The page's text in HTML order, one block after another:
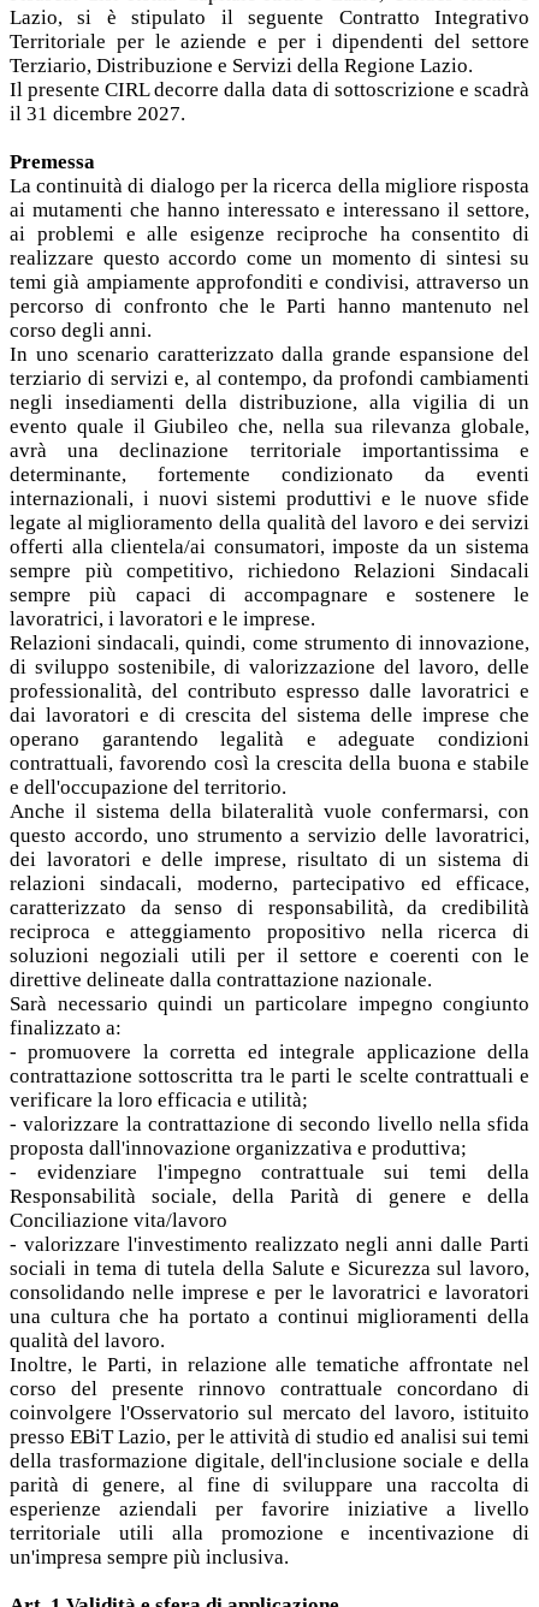
Lazio, si è stipulato il seguente Contratto Integrativo
Territoriale per le aziende e per i dipendenti del settore
Terziario, Distribuzione e Servizi della Regione Lazio.
Il presente CIRL decorre dalla data di sottoscrizione e scadrà
il 31 dicembre 2027.
Premessa
La continuità di dialogo per la ricerca della migliore risposta
ai mutamenti che hanno interessato e interessano il settore,
ai problemi e alle esigenze reciproche ha consentito di
realizzare questo accordo come un momento di sintesi su
temi già ampiamente approfonditi e condivisi, attraverso un
percorso di confronto che le Parti hanno mantenuto nel
corso degli anni.
In uno scenario caratterizzato dalla grande espansione del
terziario di servizi e, al contempo, da profondi cambiamenti
negli insediamenti della distribuzione, alla vigilia di un
evento quale il Giubileo che, nella sua rilevanza globale,
avrà una declinazione territoriale importantissima e
determinante, fortemente condizionato da eventi
internazionali, i nuovi sistemi produttivi e le nuove sfide
legate al miglioramento della qualità del lavoro e dei servizi
offerti alla clientela/ai consumatori, imposte da un sistema
sempre più competitivo, richiedono Relazioni Sindacali
sempre più capaci di accompagnare e sostenere le
lavoratrici, i lavoratori e le imprese.
Relazioni sindacali, quindi, come strumento di innovazione,
di sviluppo sostenibile, di valorizzazione del lavoro, delle
professionalità, del contributo espresso dalle lavoratrici e
dai lavoratori e di crescita del sistema delle imprese che
operano garantendo legalità e adeguate condizioni
contrattuali, favorendo così la crescita della buona e stabile
e dell'occupazione del territorio.
Anche il sistema della bilateralità vuole confermarsi, con
questo accordo, uno strumento a servizio delle lavoratrici,
dei lavoratori e delle imprese, risultato di un sistema di
relazioni sindacali, moderno, partecipativo ed efficace,
caratterizzato da senso di responsabilità, da credibilità
reciproca e atteggiamento propositivo nella ricerca di
soluzioni negoziali utili per il settore e coerenti con le
direttive delineate dalla contrattazione nazionale.
Sarà necessario quindi un particolare impegno congiunto
finalizzato a:
- promuovere la corretta ed integrale applicazione della
contrattazione sottoscritta tra le parti le scelte contrattuali e
verificare la loro efficacia e utilità;
- valorizzare la contrattazione di secondo livello nella sfida
proposta dall'innovazione organizzativa e produttiva;
- evidenziare l'impegno contrattuale sui temi della
Responsabilità sociale, della Parità di genere e della
Conciliazione vita/lavoro
- valorizzare l'investimento realizzato negli anni dalle Parti
sociali in tema di tutela della Salute e Sicurezza sul lavoro,
consolidando nelle imprese e per le lavoratrici e lavoratori
una cultura che ha portato a continui miglioramenti della
qualità del lavoro.
Inoltre, le Parti, in relazione alle tematiche affrontate nel
corso del presente rinnovo contrattuale concordano di
coinvolgere l'Osservatorio sul mercato del lavoro, istituito
presso EBiT Lazio, per le attività di studio ed analisi sui temi
della trasformazione digitale, dell'inclusione sociale e della
parità di genere, al fine di sviluppare una raccolta di
esperienze aziendali per favorire iniziative a livello
territoriale utili alla promozione e incentivazione di
un'impresa sempre più inclusiva.